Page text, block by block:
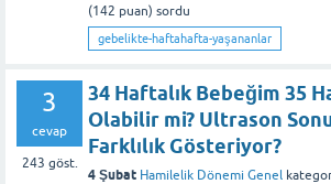
(142 puan) sordu
gebelikte-haftahafta-yaşananlar
3
cevap
243 göst.
34 Haftalık Bebeğim 35
Olabilir mi? Ultrason
Farklılık Gösteriyor?
4 Şubat Hamilelik Dönemi Genel